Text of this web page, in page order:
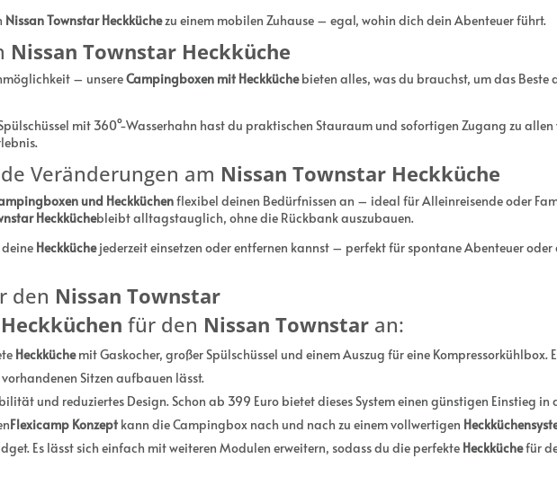
Nissan Townstar Heckküchezu einem mobilen Zuhause – egal, wohin dich dein Abenteuer führt.
Nissan Townstar Heckküche
– unsereCampingboxen mit Heckküchebieten alles, was du brauchst, um das Beste
mit 360°-Wasserhahn hast du praktischen Stauraum und sofortigen Zugang zu
Veränderungen am Nissan Townstar Heckküche
und Heckküchenflexibel deinen Bedürfnissen an – ideal für Alleinreisende oder
Heckküchebleibt alltagstauglich, ohne die Rückbank auszubauen.
Heckküchejederzeit einsetzen oder entfernen kannst – perfekt für spontane Abenteuer
den Nissan Townstar
Heckküchen für den Nissan Townstar an:
Heckküchemit Gaskocher, großer Spülschüssel und einem Auszug für eine Kompressorkühlbox.
Sitzen aufbauen lässt.
und reduziertes Design. Schon ab 399 Euro bietet dieses System einen günstigen Einstieg in
Flexicamp Konzept kann die Campingbox nach und nach zu einem vollwertigen
Es lässt sich einfach mit weiteren Modulen erweitern, sodass du die perfekte Heckküchefür